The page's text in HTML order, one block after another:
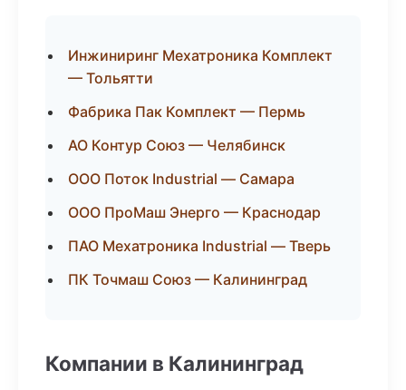
Инжиниринг Мехатроника Комплект
— Тольятти
Фабрика Пак Комплект — Пермь
АО Контур Союз — Челябинск
ООО Поток Industrial — Самара
ООО ПроМаш Энерго — Краснодар
ПАО Мехатроника Industrial — Тверь
ПК Точмаш Союз — Калининград
Компании в Калининград